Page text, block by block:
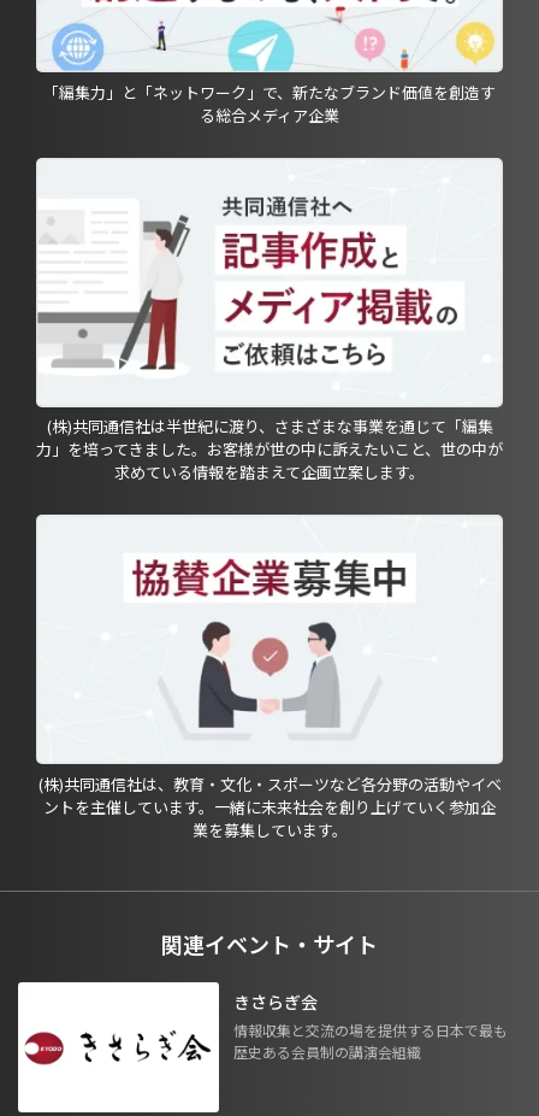
「編集力」と「ネットワーク」で、新たなブランド価値を創造す
る総合メディア企業
(株)共同通信社は半世紀に渡り、さまざまな事業を通じて「編集
力」を培ってきました。お客様が世の中に訴えたいこと、世の中が
求めている情報を踏まえて企画立案します。
(株)共同通信社は、教育・文化・スポーツなど各分野の活動やイベ
ントを主催しています。一緒に未来社会を創り上げていく参加企
業を募集しています。
関連イベント・サイト
きさらぎ会
情報収集と交流の場を提供する日本で最も
歴史ある会員制の講演会組織